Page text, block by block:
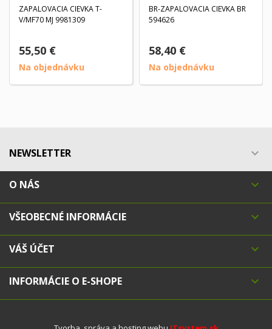
ZAPALOVACIA CIEVKA T-
V/MF70 MJ 9981309
55,50 €
Na objednávku
BR-ZAPALOVACIA CIEVKA BR
594626
58,40 €
Na objednávku
NEWSLETTER 
O NÁS 
VŠEOBECNÉ INFORMÁCIE 
VÁŠ ÚČET 
INFORMÁCIE O E-SHOPE 